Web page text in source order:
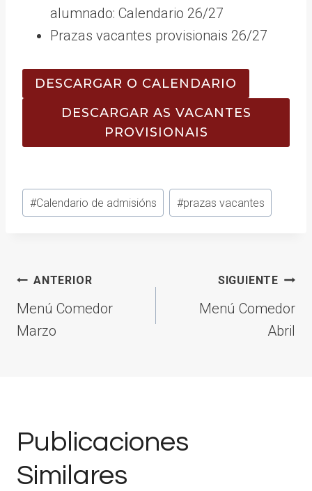
alumnado: Calendario 26/27
Prazas vacantes provisionais 26/27
DESCARGAR O CALENDARIO
DESCARGAR AS VACANTES
PROVISIONAIS
Etiquetas
de
#Calendario de admisións #prazas vacantes
Navegación
de
entradas
ANTERIOR
Menú Comedor
Marzo
SIGUIENTE
Menú Comedor
Abril
Publicaciones
Similares